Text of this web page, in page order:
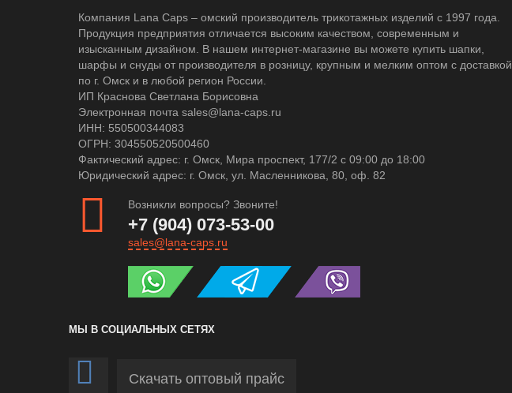
Компания Lana Caps – омский производитель трикотажных изделий с 1997 года.
Продукция предприятия отличается высоким качеством, современным и
изысканным дизайном. В нашем интернет-магазине вы можете купить шапки,
шарфы и снуды от производителя в розницу, крупным и мелким оптом с доставкой
по г. Омск и в любой регион России.
ИП Краснова Светлана Борисовна
Электронная почта sales@lana-caps.ru
ИНН: 550500344083
ОГРН: 304550520500460
Фактический адрес: г. Омск, Мира проспект, 177/2 c 09:00 до 18:00
Юридический адрес: г. Омск, ул. Масленникова, 80, оф. 82
Возникли вопросы? Звоните!
+7 (904) 073-53-00
sales@lana-caps.ru
МЫ В СОЦИАЛЬНЫХ СЕТЯХ
Скачать оптовый прайс